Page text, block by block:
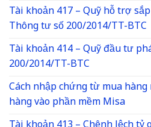
Tài khoản 417 – Quỹ hỗ trợ
Thông tư số 200/2014/TT-BTC
Tài khoản 414 – Quỹ đầu tư
200/2014/TT-BTC
Cách nhập chứng từ mua
hàng vào phần mềm Misa